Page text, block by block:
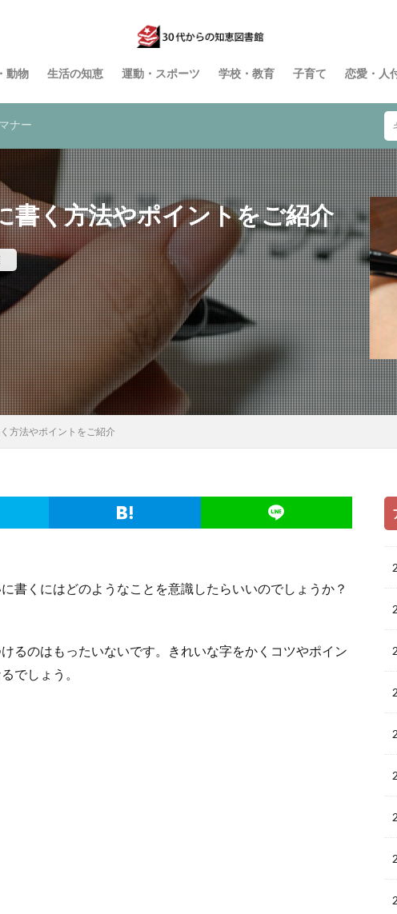
動物 生活の知恵 運動・スポーツ 学校・教育 子育て 恋愛・人
マナー
書く方法やポイントをご紹介
方法やポイントをご紹介
書くにはどのようなことを意識したらいいのでしょうか？
るのはもったいないです。きれいな字をかくコツやポイン
でしょう。